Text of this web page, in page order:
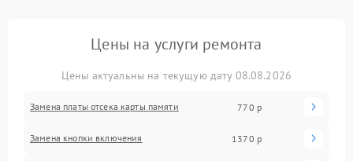
Цены на услуги ремонта
Цены актуальны на текущую дату 08.08.2026
Замена платы отсека карты памяти 770 р
Замена кнопки включения 1370 р